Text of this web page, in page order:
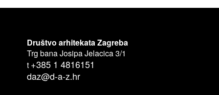
Društvo arhitekata Zagreba
Trg bana Josipa Jelacica 3/1
t +385 1 4816151
daz@d-a-z.hr